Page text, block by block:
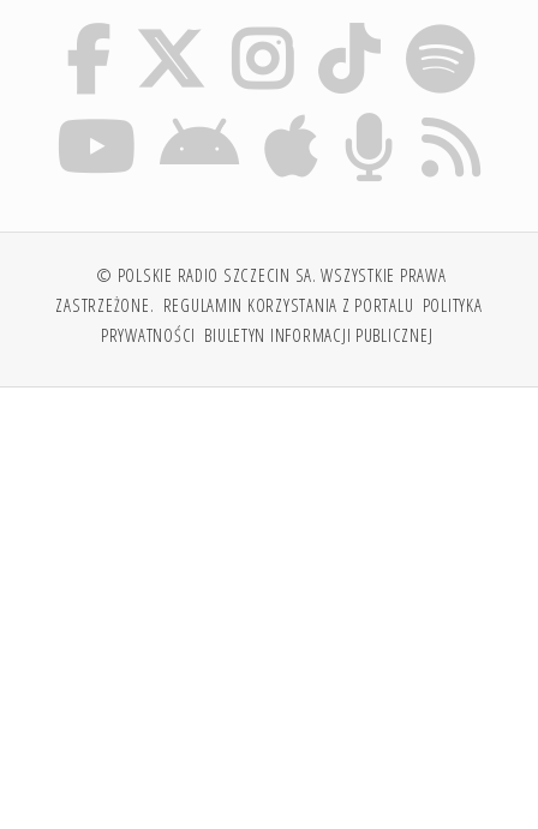
© POLSKIE RADIO SZCZECIN SA. WSZYSTKIE PRAWA
ZASTRZEŻONE. REGULAMIN KORZYSTANIA Z PORTALU POLITYKA
PRYWATNOŚCI BIULETYN INFORMACJI PUBLICZNEJ